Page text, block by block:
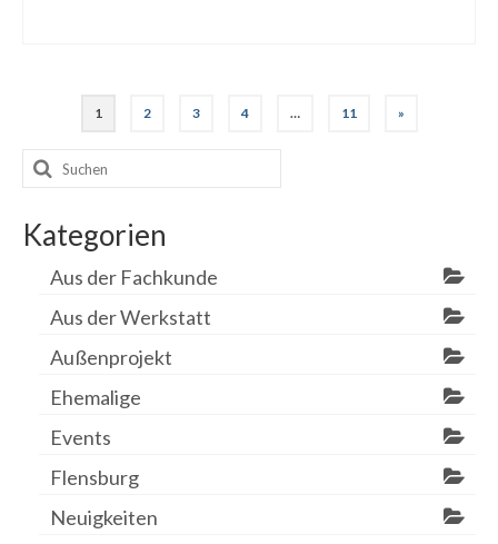
Seitennummerierung
der
Beiträge
1 2 3 4 … 11 »
Suchen
nach:
Kategorien
Aus der Fachkunde
Aus der Werkstatt
Außenprojekt
Ehemalige
Events
Flensburg
Neuigkeiten